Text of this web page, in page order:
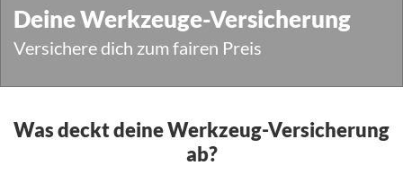
Deine Werkzeuge-Versicherung
Versichere dich zum fairen Preis
Was deckt deine Werkzeug-Versicherung
ab?